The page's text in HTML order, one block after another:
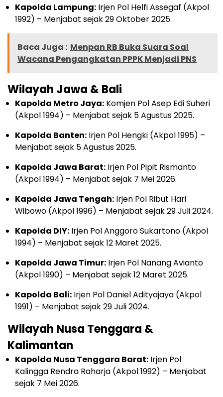
Kapolda Lampung: Irjen Pol Helfi Assegaf (Akpol
1992) – Menjabat sejak 29 Oktober 2025.
Baca Juga : Menpan RB Buka Suara Soal
Wacana Pengangkatan PPPK Menjadi PNS
Wilayah Jawa & Bali
Kapolda Metro Jaya: Komjen Pol Asep Edi Suheri
(Akpol 1994) – Menjabat sejak 5 Agustus 2025.
Kapolda Banten: Irjen Pol Hengki (Akpol 1995) –
Menjabat sejak 5 Agustus 2025.
Kapolda Jawa Barat: Irjen Pol Pipit Rismanto
(Akpol 1994) – Menjabat sejak 7 Mei 2026.
Kapolda Jawa Tengah: Irjen Pol Ribut Hari
Wibowo (Akpol 1996) – Menjabat sejak 29 Juli 2024.
Kapolda DIY: Irjen Pol Anggoro Sukartono (Akpol
1994) – Menjabat sejak 12 Maret 2025.
Kapolda Jawa Timur: Irjen Pol Nanang Avianto
(Akpol 1990) – Menjabat sejak 12 Maret 2025.
Kapolda Bali: Irjen Pol Daniel Adityajaya (Akpol
1991) – Menjabat sejak 29 Juli 2024.
Wilayah Nusa Tenggara &
Kalimantan
Kapolda Nusa Tenggara Barat: Irjen Pol
Kalingga Rendra Raharja (Akpol 1992) – Menjabat
sejak 7 Mei 2026.